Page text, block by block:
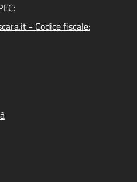
- Codice fiscale: